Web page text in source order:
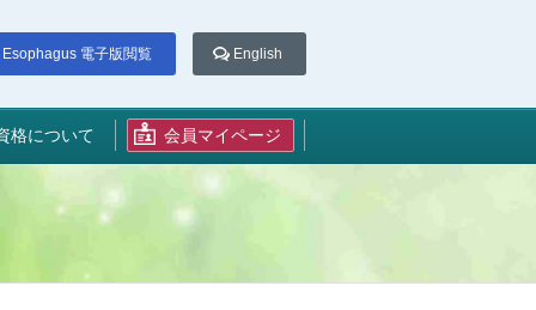
Esophagus 電子版閲覧 English
格について 会員マイページ